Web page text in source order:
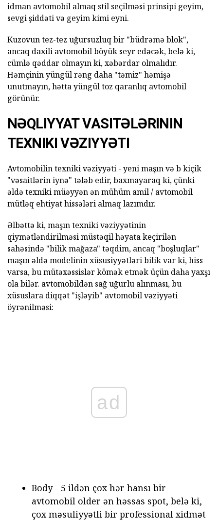
idman avtomobil almaq stil seçilməsi prinsipi geyim,
sevgi şiddəti və geyim kimi eyni.
Kuzovun tez-tez uğursuzluq bir "büdrəmə blok",
ancaq daxili avtomobil böyük seyr edəcək, belə ki,
cümlə qəddar olmayın ki, xəbərdar olmalıdır.
Həmçinin yüngül rəng daha "təmiz" həmişə
unutmayın, hətta yüngül toz qaranlıq avtomobil
görünür.
NƏQLIYYAT VASITƏLƏRININ
TEXNIKI VƏZIYYƏTI
Avtomobilin texniki vəziyyəti - yeni maşın və b kiçik
"vəsaitlərin iynə" tələb edir, baxmayaraq ki, çünki
əldə texniki müəyyən ən mühüm amil / avtomobil
mütləq ehtiyat hissələri almaq lazımdır.
Əlbəttə ki, maşın texniki vəziyyətinin
qiymətləndirilməsi müstəqil həyata keçirilən
sahəsində "bilik mağaza" təqdim, ancaq "boşluqlar"
maşın əldə modelinin xüsusiyyətləri bilik var ki, hiss
varsa, bu mütəxəssislər kömək etmək üçün daha yaxşı
ola bilər. avtomobildən sağ uğurlu alınması, bu
xüsuslara diqqət "işləyib" avtomobil vəziyyəti
öyrənilməsi:
ad
Body - 5 ildən çox hər hansı bir
avtomobil older ən həssas spot, belə ki,
çox məsuliyyətli bir professional xidmət